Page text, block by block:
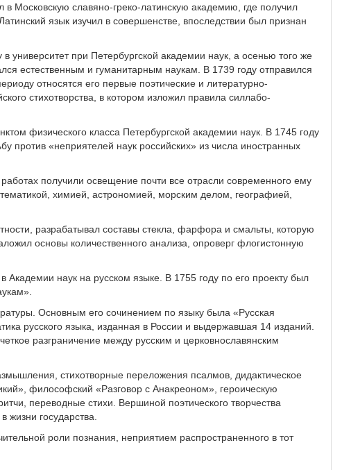
Московскую славяно-греко-латинскую академию, где получил
язык изучил в совершенстве, впоследствии был признан
университет при Петербургской академии наук, а осенью того же
естественным и гуманитарным наукам. В 1739 году отправился
относятся его первые поэтические и литературно-
стихотворства, в котором изложил правила силлабо-
физического класса Петербургской академии наук. В 1745 году
против «неприятелей наук российских» из числа иностранных
получили освещение почти все отрасли современного ему
химией, астрономией, морским делом, географией,
разрабатывал составы стекла, фарфора и смальты, которую
основы количественного анализа, опроверг флогистонную
наук на русском языке. В 1755 году по его проекту был
Основным его сочинением по языку была «Русская
русского языка, изданная в России и выдержавшая 14 изданий.
разграничение между русским и церковнославянским
стихотворные переложения псалмов, дидактическое
философский «Разговор с Анакреоном», героическую
переводные стихи. Вершиной поэтического творчества
государства.
роли познания, неприятием распространенного в тот